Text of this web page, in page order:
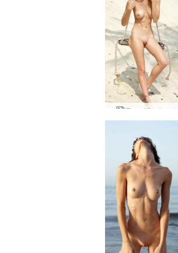
Flora šūpoles